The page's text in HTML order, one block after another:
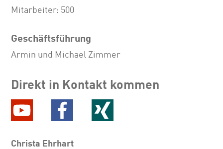
Mitarbeiter: 500
Geschäftsführung
Armin und Michael Zimmer
Direkt in Kontakt kommen
Christa Ehrhart